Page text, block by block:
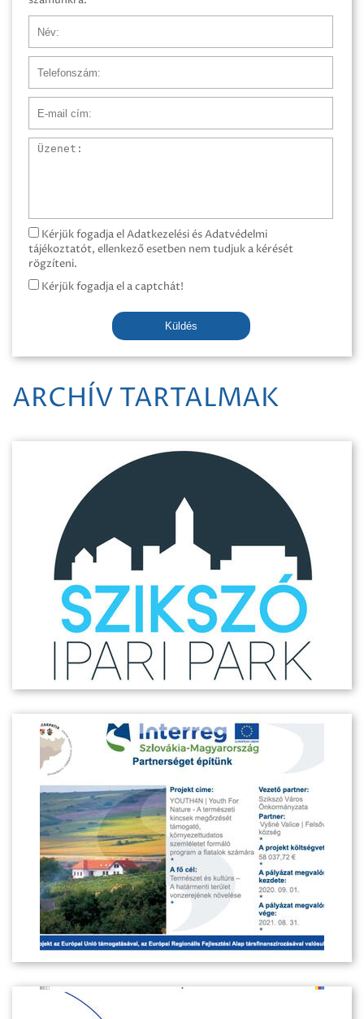
Üzenet
Kérjük fogadja el Adatkezelési és Adatvédelmi
tájékoztatót, ellenkező esetben nem tudjuk a kérését
rögzíteni.
Kérjük fogadja el a captchát!
Küldés
ARCHÍV TARTALMAK